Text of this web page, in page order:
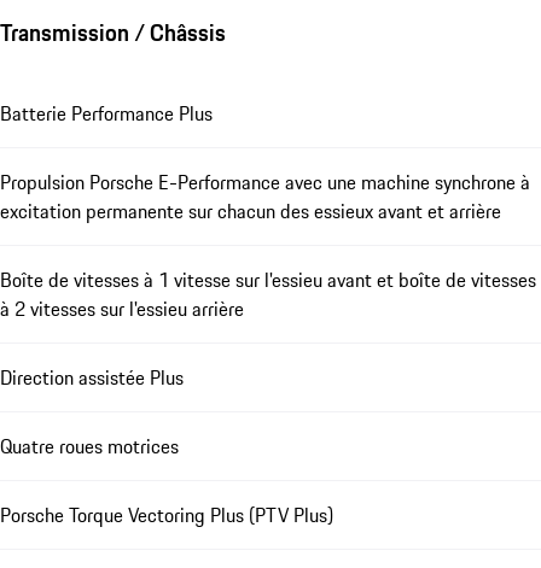
Transmission / Châssis
Batterie Performance Plus
Propulsion Porsche E-Performance avec une machine synchrone à
excitation permanente sur chacun des essieux avant et arrière
Boîte de vitesses à 1 vitesse sur l'essieu avant et boîte de vitesses
à 2 vitesses sur l'essieu arrière
Direction assistée Plus
Quatre roues motrices
Porsche Torque Vectoring Plus (PTV Plus)